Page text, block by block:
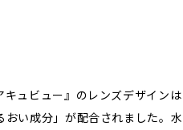
ュビュー』のレンズデザインは
い成分」が配合されました。水